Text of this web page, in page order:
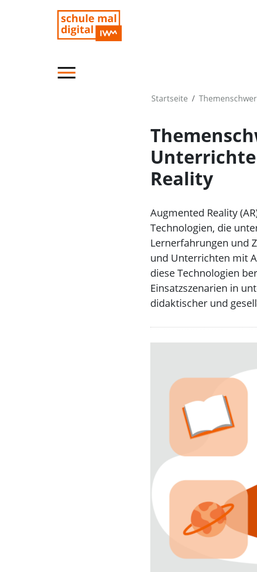
Startseite
Reality
Augmented Reality
Technologien, die
Lernerfahrungen und
und Unterrichten mit
diese Technologien
Einsatzszenarien in
didaktischer und